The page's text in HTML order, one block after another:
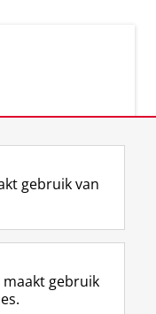
R
S
-
f
I
n
t
Y
o
T
gebruik van
gebruik